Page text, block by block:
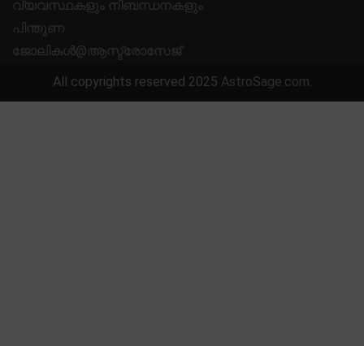
വ്യവസ്ഥകളും നിബന്ധനകളും
പിന്തുണ
ജോലികൾ@ആസ്ട്രോസേജ്
All copyrights reserved 2025 AstroSage.com.